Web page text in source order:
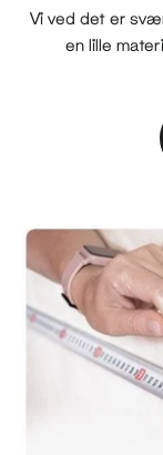
Vi ved det er
en lille